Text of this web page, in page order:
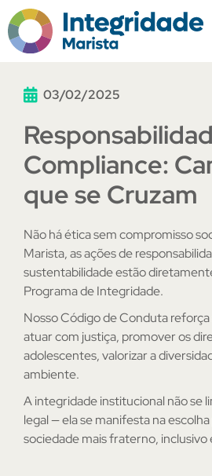
03/02/2025
Compliance:
que se Cruzam
Não há ética sem compromisso
Marista, as ações de
sustentabilidade estão
Programa de Integridade.
Nosso Código de Conduta
atuar com justiça, promover os
adolescentes, valorizar a
ambiente.
A integridade institucional não se
legal — ela se manifesta na
sociedade mais fraterno, inclusivo